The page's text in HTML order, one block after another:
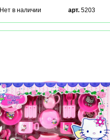
Нет в наличии арт.5203